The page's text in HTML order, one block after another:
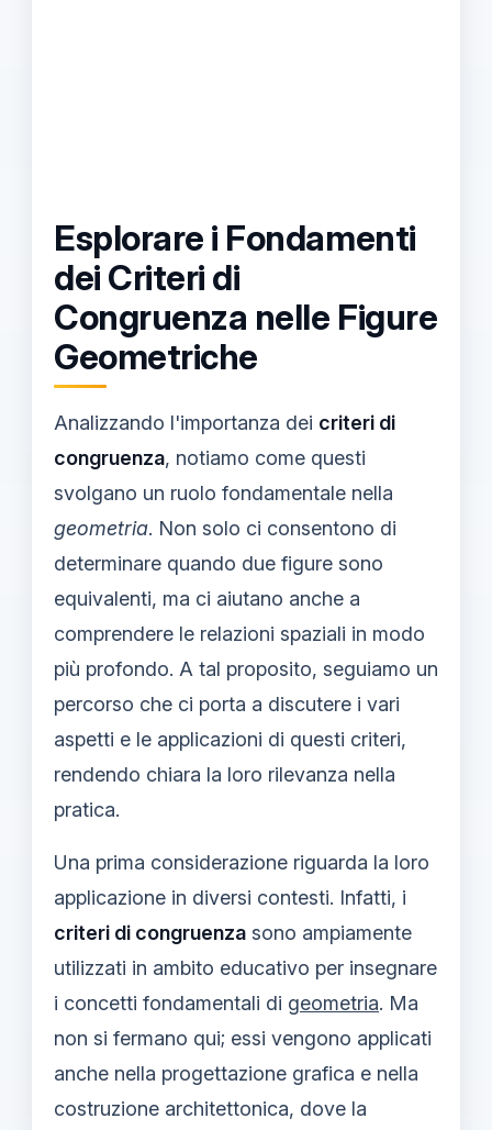
Esplorare i Fondamenti
dei Criteri di
Congruenza nelle Figure
Geometriche
Analizzando l'importanza dei criteri di
congruenza, notiamo come questi
svolgano un ruolo fondamentale nella
geometria. Non solo ci consentono di
determinare quando due figure sono
equivalenti, ma ci aiutano anche a
comprendere le relazioni spaziali in modo
più profondo. A tal proposito, seguiamo un
percorso che ci porta a discutere i vari
aspetti e le applicazioni di questi criteri,
rendendo chiara la loro rilevanza nella
pratica.
Una prima considerazione riguarda la loro
applicazione in diversi contesti. Infatti, i
criteri di congruenza sono ampiamente
utilizzati in ambito educativo per insegnare
i concetti fondamentali di geometria. Ma
non si fermano qui; essi vengono applicati
anche nella progettazione grafica e nella
costruzione architettonica, dove la